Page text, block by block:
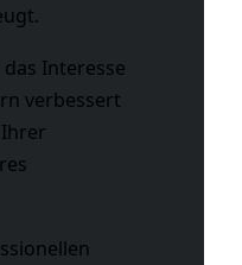
Interesse
verbessert